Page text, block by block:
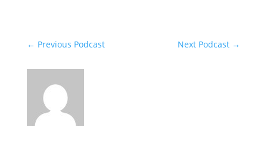
← Previous Podcast Next Podcast →